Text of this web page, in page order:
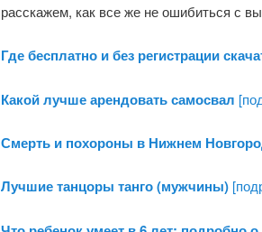
расскажем, как все же не ошибиться с
Где бесплатно и без регистрации
Какой лучше арендовать самосвал
Смерть и похороны в Нижнем
Лучшие танцоры танго (мужчины)